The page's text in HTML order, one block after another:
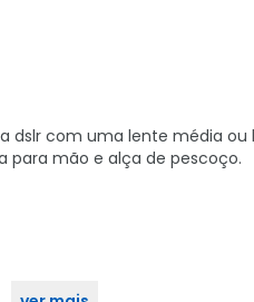
com uma lente média ou
para mão e alça de pescoço.